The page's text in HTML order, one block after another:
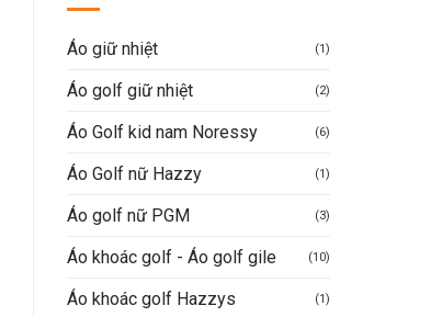
Áo giữ nhiệt (1)
Áo golf giữ nhiệt (2)
Áo Golf kid nam Noressy (6)
Áo Golf nữ Hazzy (1)
Áo golf nữ PGM (3)
Áo khoác golf - Áo golf gile (10)
Áo khoác golf Hazzys (1)